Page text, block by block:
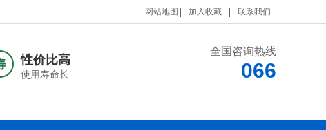
网站地图 加入收藏 联系我们
性价比高
使用寿命长
全国咨询热线
066